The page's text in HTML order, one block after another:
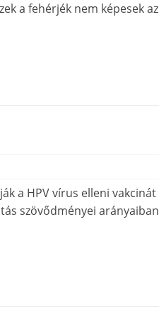
a fehérjék nem képesek az
a HPV vírus elleni vakcinát
szövődményei arányaiban